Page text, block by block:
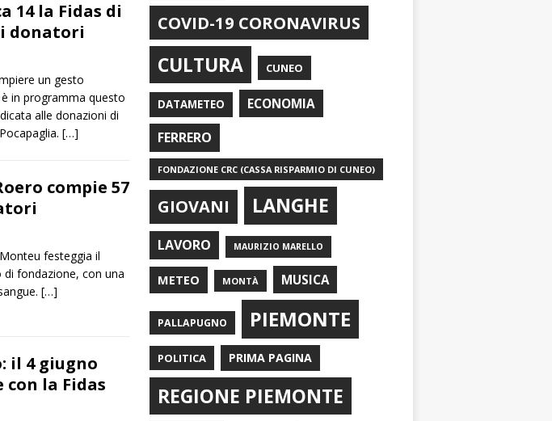
14 la Fidas di
donatori
un gesto
in programma questo
alle donazioni di
[…]
compie 57
festeggia il
fondazione, con una
[…]
il 4 giugno
con la Fidas
COVID-19 CORONAVIRUS
CULTURA CUNEO
DATAMETEO ECONOMIA
FERRERO
FONDAZIONE CRC (CASSA RISPARMIO DI CUNEO)
GIOVANI LANGHE
LAVORO MAURIZIO MARELLO
METEO MONTÀ MUSICA
PALLAPUGNO PIEMONTE
POLITICA PRIMA PAGINA
REGIONE PIEMONTE